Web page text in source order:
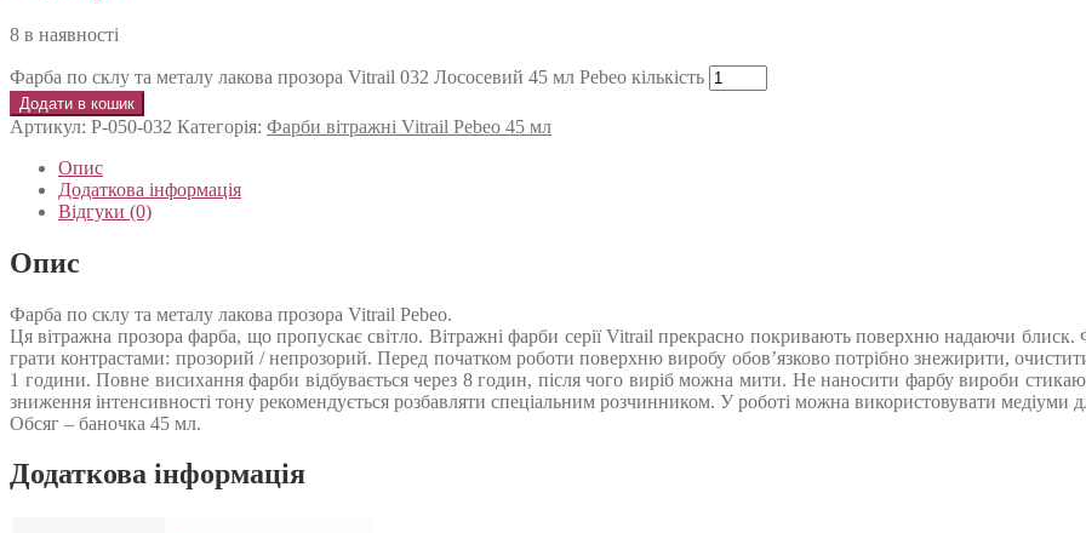
8 в наявності
Фарба по склу та металу лакова прозора Vitrail 032 Лососевий 45 мл Pebeo кількість
Додати в кошик
Артикул: P-050-032 Категорія: Фарби вітражні Vitrail Pebeo 45 мл
Опис
Додаткова інформація
Відгуки (0)
Опис
Фарба по склу та металу лакова прозора Vitrail Pebeo.
Ця вітражна прозора фарба, що пропускає світло. Вітражні фарби серії Vitrail прекрасно покривають поверхню надаючи
грати контрастами: прозорий / непрозорий. Перед початком роботи поверхню виробу обов’язково потрібно знежирити,
1 години. Повне висихання фарби відбувається через 8 годин, після чого виріб можна мити. Не наносити фарбу вироби
зниження інтенсивності тону рекомендується розбавляти спеціальним розчинником. У роботі можна використовувати медіуми
Обсяг – баночка 45 мл.
Додаткова інформація